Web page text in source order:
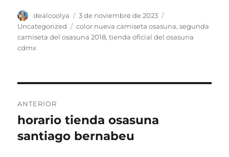
Autor
dealcoolya
Publicado
el
3 de noviembre de 2023
Uncategorized
Etiquetas
color nueva camiseta osasuna,segunda
camiseta del osasuna 2018,tienda oficial del osasuna
cdmx
de
entradas
ANTERIOR
Entrada
anterior:
horario tienda osasuna
santiago bernabeu